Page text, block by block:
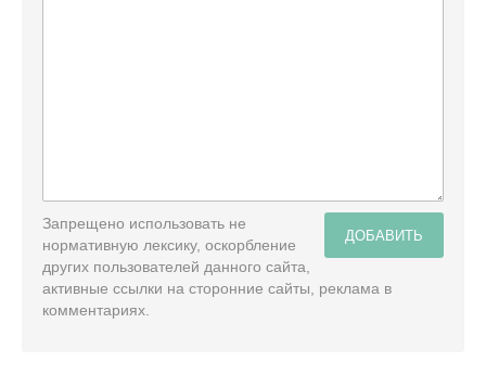
ДОБАВИТЬ
Запрещено использовать не
нормативную лексику, оскорбление
других пользователей данного сайта,
активные ссылки на сторонние сайты, реклама в
комментариях.